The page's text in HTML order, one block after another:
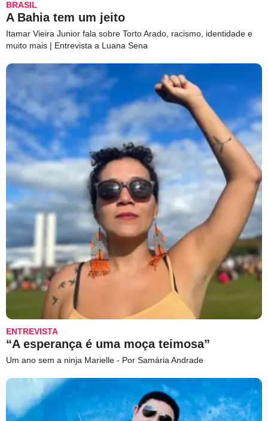
BRASIL
A Bahia tem um jeito
Itamar Vieira Junior fala sobre Torto Arado, racismo, identidade e
muito mais | Entrevista a Luana Sena
ENTREVISTA
“A esperança é uma moça teimosa”
Um ano sem a ninja Marielle - Por Samária Andrade